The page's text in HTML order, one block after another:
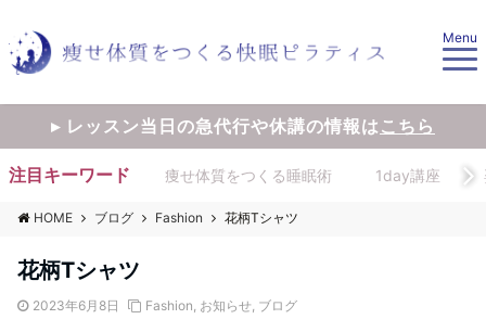
Menu
▸ レッスン当日の急代行や休講の情報はこちら
注目キーワード 痩せ体質をつくる睡眠術 1day講座
HOME ブログ Fashion 花柄Tシャツ
花柄Tシャツ
2023年6月8日 Fashion, お知らせ, ブログ